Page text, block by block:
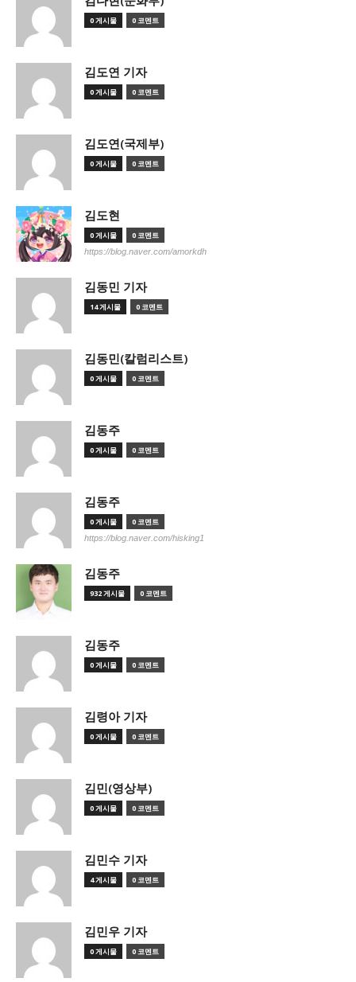
0 게시물 0 코멘트
김도연 기자
0 게시물 0 코멘트
김도연(국제부)
0 게시물 0 코멘트
김도현
0 게시물 0 코멘트
https://blog.naver.com/amorkdh
김동민 기자
14 게시물 0 코멘트
김동민(칼럼리스트)
0 게시물 0 코멘트
김동주
0 게시물 0 코멘트
김동주
0 게시물 0 코멘트
https://blog.naver.com/hisking1
김동주
932 게시물 0 코멘트
김동주
0 게시물 0 코멘트
김령아 기자
0 게시물 0 코멘트
김민(영상부)
0 게시물 0 코멘트
김민수 기자
4 게시물 0 코멘트
김민우 기자
0 게시물 0 코멘트